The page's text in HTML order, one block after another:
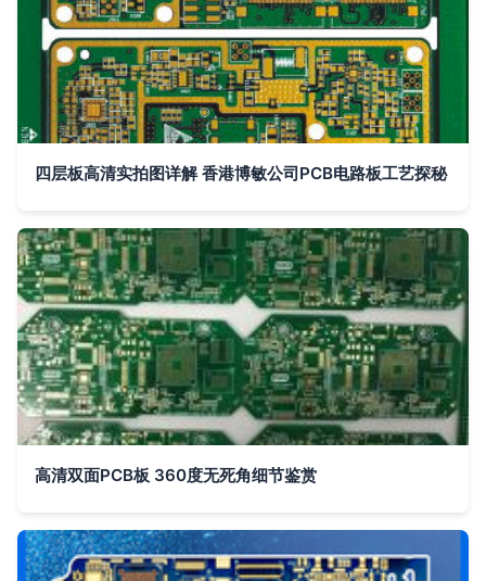
四层板高清实拍图详解 香港博敏公司PCB电路板工艺探秘
高清双面PCB板 360度无死角细节鉴赏